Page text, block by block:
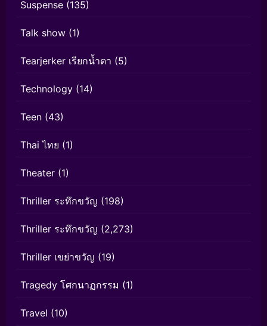
Suspense (135)
Talk show (1)
Tearjerker เรียกน้ำตา (5)
Technology (14)
Teen (43)
Thai ไทย (1)
Theater (1)
Thriller ระทึกขวัญ (198)
Thriller ระทึกขวัญ (2,273)
Thriller เขย่าขวัญ (19)
Tragedy โศกนาฏกรรม (1)
Travel (10)